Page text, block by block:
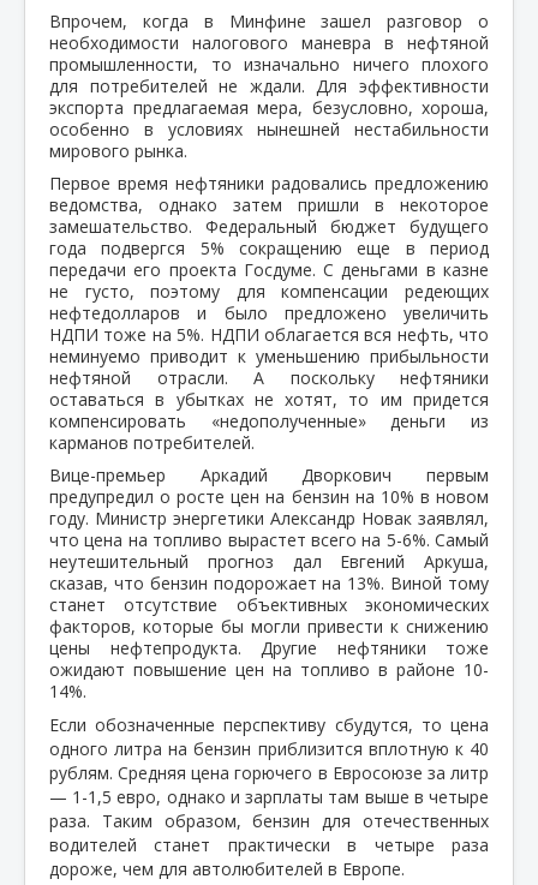
Впрочем, когда в Минфине зашел разговор о
необходимости налогового маневра в нефтяной
промышленности, то изначально ничего плохого
для потребителей не ждали. Для эффективности
экспорта предлагаемая мера, безусловно, хороша,
особенно в условиях нынешней нестабильности
мирового рынка.
Первое время нефтяники радовались предложению
ведомства, однако затем пришли в некоторое
замешательство. Федеральный бюджет будущего
года подвергся 5% сокращению еще в период
передачи его проекта Госдуме. С деньгами в казне
не густо, поэтому для компенсации редеющих
нефтедолларов и было предложено увеличить
НДПИ тоже на 5%. НДПИ облагается вся нефть, что
неминуемо приводит к уменьшению прибыльности
нефтяной отрасли. А поскольку нефтяники
оставаться в убытках не хотят, то им придется
компенсировать «недополученные» деньги из
карманов потребителей.
Вице-премьер Аркадий Дворкович первым
предупредил о росте цен на бензин на 10% в новом
году. Министр энергетики Александр Новак заявлял,
что цена на топливо вырастет всего на 5-6%. Самый
неутешительный прогноз дал Евгений Аркуша,
сказав, что бензин подорожает на 13%. Виной тому
станет отсутствие объективных экономических
факторов, которые бы могли привести к снижению
цены нефтепродукта. Другие нефтяники тоже
ожидают повышение цен на топливо в районе 10-
14%.
Если обозначенные перспективу сбудутся, то цена
одного литра на бензин приблизится вплотную к 40
рублям. Средняя цена горючего в Евросоюзе за литр
— 1-1,5 евро, однако и зарплаты там выше в четыре
раза. Таким образом, бензин для отечественных
водителей станет практически в четыре раза
дороже, чем для автолюбителей в Европе.